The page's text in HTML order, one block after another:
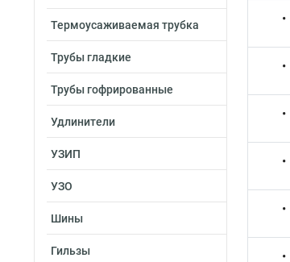
Термоусаживаемая трубка
Трубы гладкие
Трубы гофрированные
Удлинители
УЗИП
УЗО
Шины
Гильзы